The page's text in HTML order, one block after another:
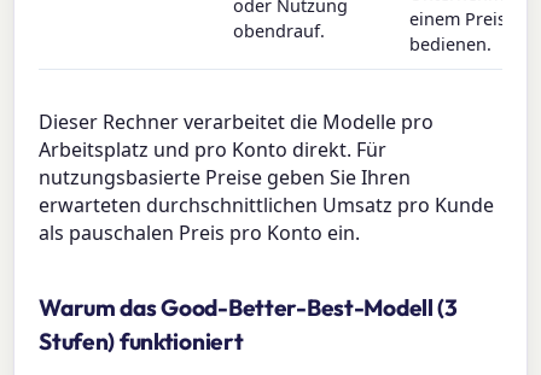
oder Nutzung
obendrauf.
einem
bedienen.
Dieser Rechner verarbeitet die Modelle pro
Arbeitsplatz und pro Konto direkt. Für
nutzungsbasierte Preise geben Sie Ihren
erwarteten durchschnittlichen Umsatz pro Kunde
als pauschalen Preis pro Konto ein.
Warum das Good-Better-Best-Modell (3
Stufen) funktioniert